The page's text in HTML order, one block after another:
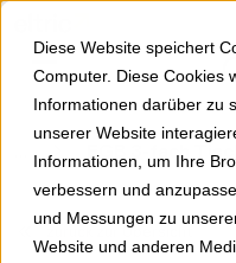
Diese Website speichert
Computer. Diese Cookies
Informationen darüber zu
unserer Website
Informationen, um Ihre
verbessern und
und Messungen zu
Website und anderen
Springe zu Hauptinhalt
zurück zur Übersicht